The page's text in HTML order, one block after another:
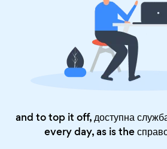
and to top it off, доступна
every day, as is the